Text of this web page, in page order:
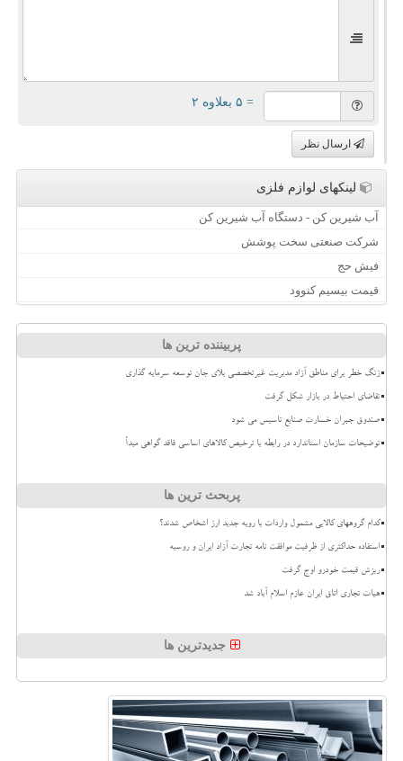
= ۵ بعلاوه ۲
ارسال نظر
لینکهای لوازم فلزی
آب شیرین کن - دستگاه آب شیرین کن
شرکت صنعتی سخت پوشش
فیش حج
قیمت بیسیم کنوود
پربیننده ترین ها
زنگ خطر برای مناطق آزاد مدیریت غیرتخصصی بلای جان توسعه سرمایه گذاری
تقاضای احتیاط در بازار شکل گرفت
صندوق جبران خسارت صنایع تاسیس می شود
توضیحات سازمان استاندارد در رابطه با ترخیص کالاهای اساسی فاقد گواهی مبدأ
پربحث ترین ها
کدام گروههای کالایی مشمول واردات با رویه جدید ارز اشخاص شدند؟
استفاده حداکثری از ظرفیت موافقت نامه تجارت آزاد ایران و روسیه
ریزش قیمت خودرو اوج گرفت
هیات تجاری اتاق ایران عازم اسلام آباد شد
جدیدترین ها